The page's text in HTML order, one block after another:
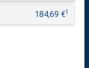
184,69 €1